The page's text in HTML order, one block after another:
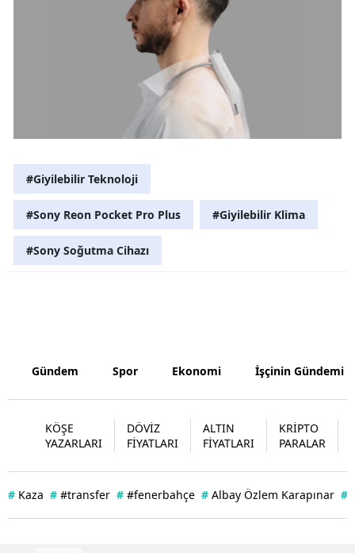
Yozgat
Batman
Ardahan
#Giyilebilir Teknoloji
#Sony Reon Pocket Pro Plus #Giyilebilir Klima
#Sony Soğutma Cihazı
Gündem Spor Ekonomi İşçinin Gündemi
KÖŞE
YAZARLARI
DÖVİZ
FİYATLARI
ALTIN
FİYATLARI
KRİPTO
PARALAR
# Kaza # #transfer # #fenerbahçe # Albay Özlem Karapınar #